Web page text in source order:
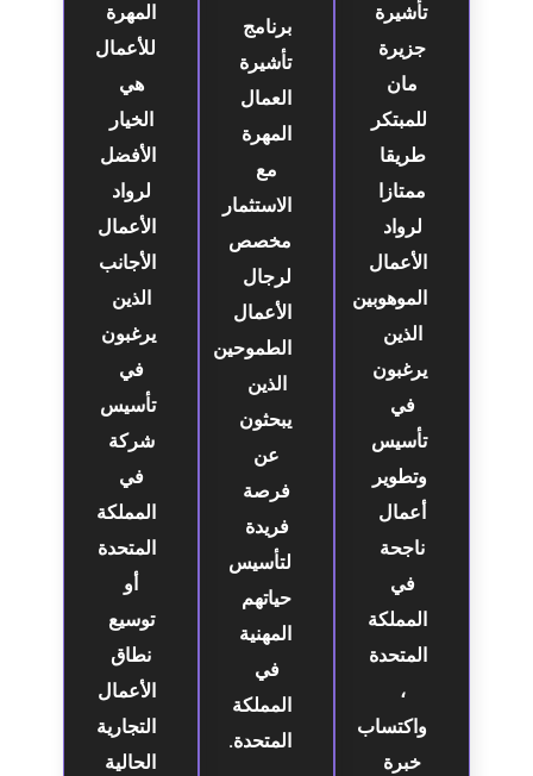
تأشيرة
جزيرة
مان
للمبتكر
طريقا
ممتازا
لرواد
الأعمال
الموهوبين
الذين
يرغبون
في
تأسيس
وتطوير
أعمال
ناجحة
في
المملكة
المتحدة
،
واكتساب
خبرة
برنامج
تأشيرة
العمال
المهرة
مع
الاستثمار
مخصص
لرجال
الأعمال
الطموحين
الذين
يبحثون
عن
فرصة
فريدة
لتأسيس
حياتهم
المهنية
في
المملكة
المتحدة.
المهرة
للأعمال
هي
الخيار
الأفضل
لرواد
الأعمال
الأجانب
الذين
يرغبون
في
تأسيس
شركة
في
المملكة
المتحدة
أو
توسيع
نطاق
الأعمال
التجارية
الحالية